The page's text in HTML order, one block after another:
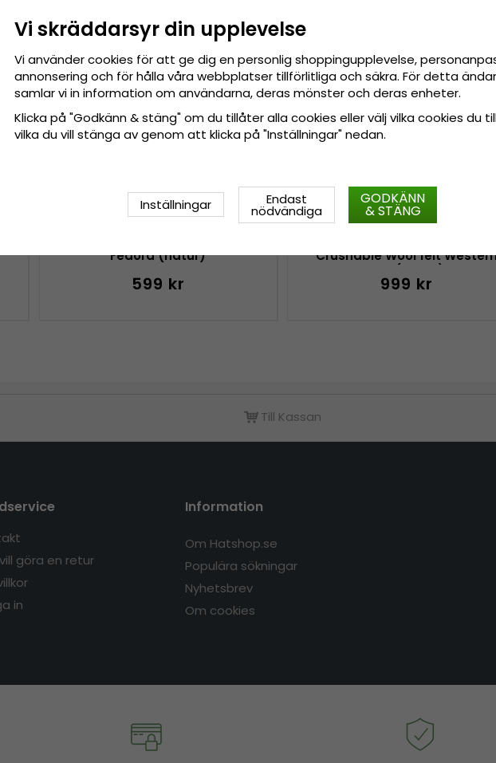
Fedora (natur)
599 kr
Crushable Wool felt
999 kr
Till Kassan
göra en retur
in
Information
Om Hatshop.se
Populära sökningar
Nyhetsbrev
Om cookies
Vi skräddarsyr din upplevelse
Vi använder cookies för att ge dig en personlig shoppingupplevelse,
annonsering och för hålla våra webbplatser tillförlitliga och säkra. För detta
samlar vi in information om användarna, deras mönster och deras enheter.
Klicka på "Godkänn & stäng" om du tillåter alla cookies eller välj vilka cookies du
vilka du vill stänga av genom att klicka på "Inställningar" nedan.
Inställningar Endast
nödvändiga
GODKÄNN
& STÄNG